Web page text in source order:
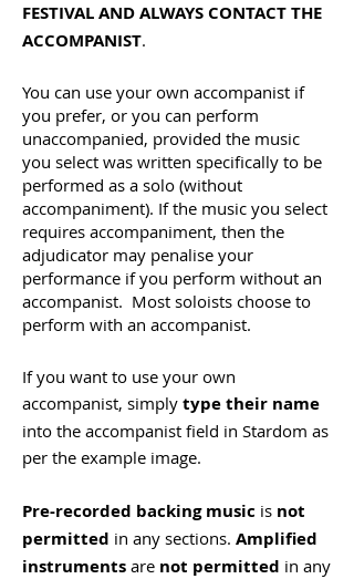
FESTIVAL AND ALWAYS CONTACT THE
ACCOMPANIST.
You can use your own accompanist if
you prefer, or you can perform
unaccompanied, provided the music
you select was written specifically to be
performed as a solo (without
accompaniment). If the music you select
requires accompaniment, then the
adjudicator may penalise your
performance if you perform without an
accompanist. Most soloists choose to
perform with an accompanist.
If you want to use your own
accompanist, simply type their name
into the accompanist field in Stardom as
per the example image.
Pre-recorded backing music is not
permitted in any sections. Amplified
instruments are not permitted in any